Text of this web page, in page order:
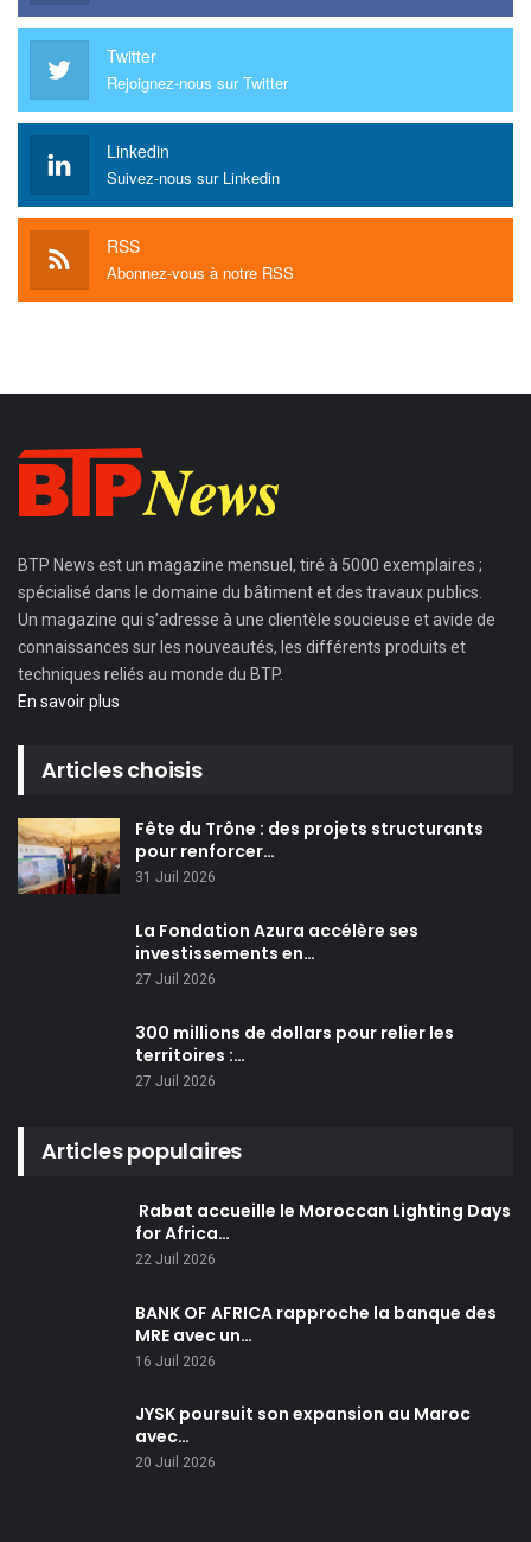
Twitter
Rejoignez-nous sur Twitter
Linkedin
Suivez-nous sur Linkedin
RSS
Abonnez-vous à notre RSS
BTP News est un magazine mensuel, tiré à 5000 exemplaires ;
spécialisé dans le domaine du bâtiment et des travaux publics.
Un magazine qui s’adresse à une clientèle soucieuse et avide de
connaissances sur les nouveautés, les différents produits et
techniques reliés au monde du BTP.
En savoir plus
Articles choisis
Fête du Trône : des projets structurants
pour renforcer…
31 Juil 2026
La Fondation Azura accélère ses
investissements en…
27 Juil 2026
300 millions de dollars pour relier les
territoires :…
27 Juil 2026
Articles populaires
Rabat accueille le Moroccan Lighting Days
for Africa…
22 Juil 2026
BANK OF AFRICA rapproche la banque des
MRE avec un…
16 Juil 2026
JYSK poursuit son expansion au Maroc
avec…
20 Juil 2026